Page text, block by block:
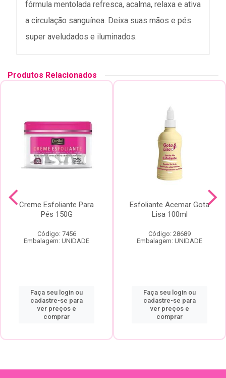
fórmula mentolada refresca, acalma, relaxa e ativa
a circulação sanguínea. Deixa suas mãos e pés
super aveludados e iluminados.
Produtos Relacionados
Creme Esfoliante Para
Pés 150G
Código: 7456
Embalagem: UNIDADE
Faça seu login ou
cadastre-se para
ver preços e
comprar
Esfoliante Acemar Gota
Lisa 100ml
Código: 28689
Embalagem: UNIDADE
Faça seu login ou
cadastre-se para
ver preços e
comprar